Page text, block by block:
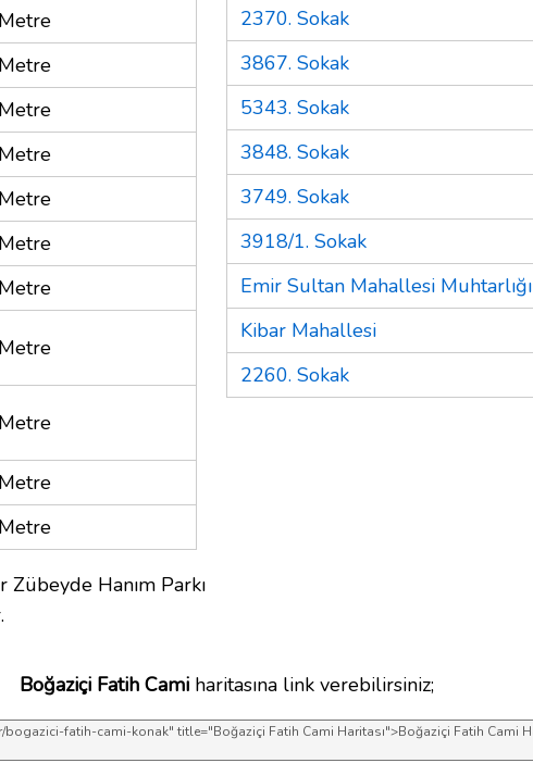
Zübeyde Hanım Parkı
2370. Sokak
3867. Sokak
5343. Sokak
3848. Sokak
3749. Sokak
3918/1. Sokak
Emir Sultan Mahallesi Muhtarlığı
Kibar Mahallesi
2260. Sokak
Boğaziçi Fatih Camiharitasına link verebilirsiniz;